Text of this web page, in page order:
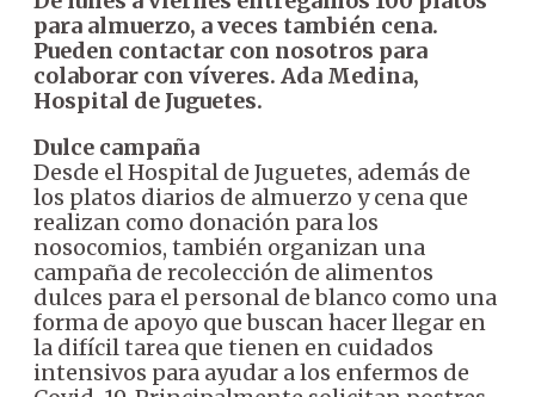
para almuerzo, a veces también cena.
Pueden contactar con nosotros para
colaborar con víveres. Ada Medina,
Hospital de Juguetes.
Dulce campaña
Desde el Hospital de Juguetes, además de
los platos diarios de almuerzo y cena que
realizan como donación para los
nosocomios, también organizan una
campaña de recolección de alimentos
dulces para el personal de blanco como una
forma de apoyo que buscan hacer llegar en
la difícil tarea que tienen en cuidados
intensivos para ayudar a los enfermos de